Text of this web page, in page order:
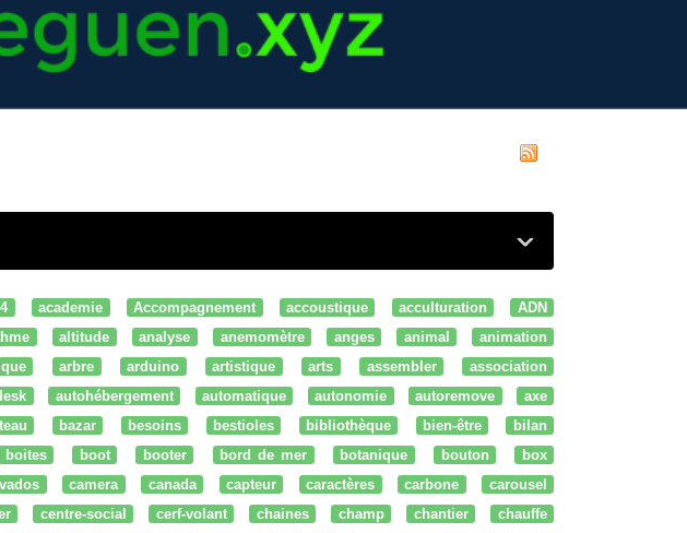
academie Accompagnement accoustique acculturation
ADN
altitude analyse anemomètre anges animal
animation
arbre arduino artistique arts assembler
association
autohébergement automatique autonomie autoremove
axe
bazar besoins bestioles bibliothèque bien-être
bilan
boites boot booter bord de mer botanique bouton
box
camera canada capteur caractères carbone
carousel
centre-social cerf-volant chaines champ chantier
chauffe